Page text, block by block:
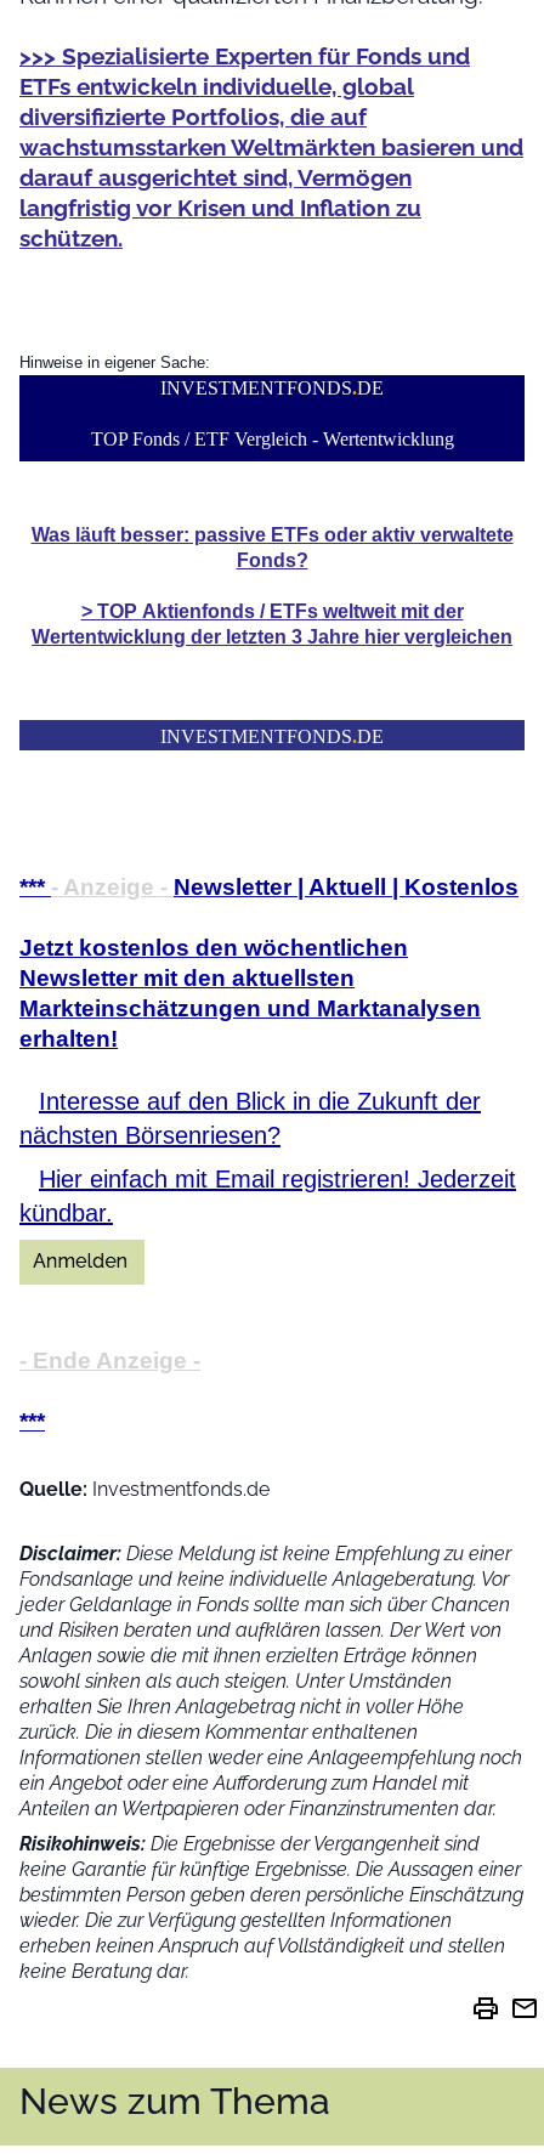
>>> Spezialisierte Experten für Fonds und
ETFs entwickeln individuelle, global
diversifizierte Portfolios, die auf
wachstumsstarken Weltmärkten basieren und
darauf ausgerichtet sind, Vermögen
langfristig vor Krisen und Inflation zu
schützen.
Hinweise in eigener Sache:
INVESTMENTFONDS.DE
TOP Fonds / ETF Vergleich - Wertentwicklung
Was läuft besser: passive ETFs oder aktiv verwaltete
Fonds?
> TOP Aktienfonds / ETFsweltweit mit der
Wertentwicklung der letzten 3 Jahre hier vergleichen
INVESTMENTFONDS.DE
*** - Anzeige - Newsletter | Aktuell | Kostenlos
Jetzt kostenlos den wöchentlichen
Newsletter mit den aktuellsten
Markteinschätzungen und Marktanalysen
erhalten!
Interesse auf den Blick in die Zukunft der
nächsten Börsenriesen?
Hier einfach mit Email registrieren! Jederzeit
kündbar.
- Ende Anzeige -
***
Quelle: Investmentfonds.de
Disclaimer: Diese Meldung ist keine Empfehlung zu einer
Fondsanlage und keine individuelle Anlageberatung. Vor
jeder Geldanlage in Fonds sollte man sich über Chancen
und Risiken beraten und aufklären lassen. Der Wert von
Anlagen sowie die mit ihnen erzielten Erträge können
sowohl sinken als auch steigen. Unter Umständen
erhalten Sie Ihren Anlagebetrag nicht in voller Höhe
zurück. Die in diesem Kommentar enthaltenen
Informationen stellen weder eine Anlageempfehlung noch
ein Angebot oder eine Aufforderung zum Handel mit
Anteilen an Wertpapieren oder Finanzinstrumenten dar.
Risikohinweis: Die Ergebnisse der Vergangenheit sind
keine Garantie für künftige Ergebnisse. Die Aussagen einer
bestimmten Person geben deren persönliche Einschätzung
wieder. Die zur Verfügung gestellten Informationen
erheben keinen Anspruch auf Vollständigkeit und stellen
keine Beratung dar.
print mail
News zum Thema